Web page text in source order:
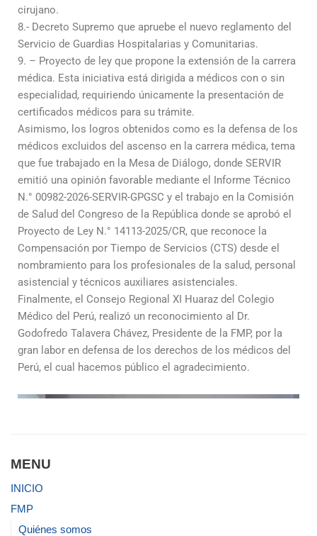
cirujano.
8.- Decreto Supremo que apruebe el nuevo reglamento del
Servicio de Guardias Hospitalarias y Comunitarias.
9. – Proyecto de ley que propone la extensión de la carrera
médica. Esta iniciativa está dirigida a médicos con o sin
especialidad, requiriendo únicamente la presentación de
certificados médicos para su trámite.
Asimismo, los logros obtenidos como es la defensa de los
médicos excluidos del ascenso en la carrera médica, tema
que fue trabajado en la Mesa de Diálogo, donde SERVIR
emitió una opinión favorable mediante el Informe Técnico
N.° 00982-2026-SERVIR-GPGSC y el trabajo en la Comisión
de Salud del Congreso de la República donde se aprobó el
Proyecto de Ley N.° 14113-2025/CR, que reconoce la
Compensación por Tiempo de Servicios (CTS) desde el
nombramiento para los profesionales de la salud, personal
asistencial y técnicos auxiliares asistenciales.
Finalmente, el Consejo Regional XI Huaraz del Colegio
Médico del Perú, realizó un reconocimiento al Dr.
Godofredo Talavera Chávez, Presidente de la FMP, por la
gran labor en defensa de los derechos de los médicos del
Perú, el cual hacemos público el agradecimiento.
MENU
INICIO
FMP
Quiénes somos